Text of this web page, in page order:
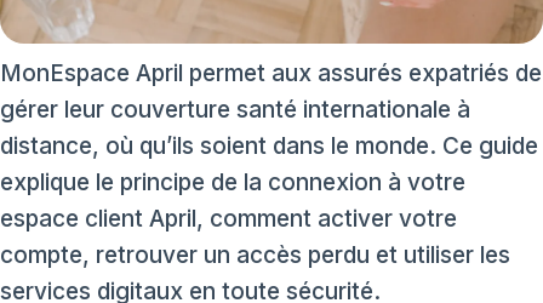
MonEspace April permet aux assurés expatriés de
gérer leur couverture santé internationale à
distance, où qu’ils soient dans le monde. Ce guide
explique le principe de la connexion à votre
espace client April, comment activer votre
compte, retrouver un accès perdu et utiliser les
services digitaux en toute sécurité.